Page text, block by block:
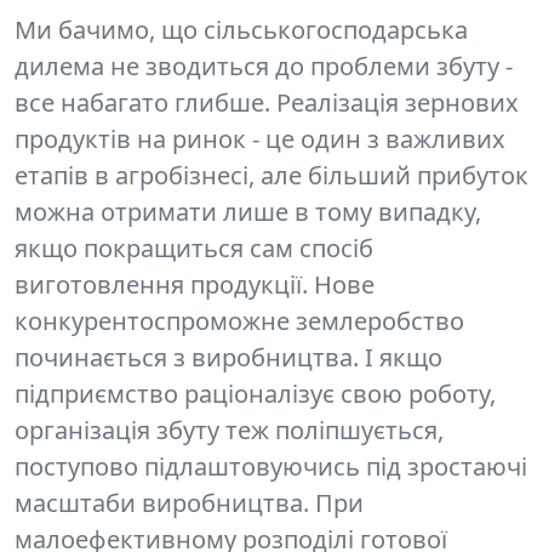
Ми бачимо, що сільськогосподарська
дилема не зводиться до проблеми збуту -
все набагато глибше. Реалізація зернових
продуктів на ринок - це один з важливих
етапів в агробізнесі, але більший прибуток
можна отримати лише в тому випадку,
якщо покращиться сам спосіб
виготовлення продукції. Нове
конкурентоспроможне землеробство
починається з виробництва. І якщо
підприємство раціоналізує свою роботу,
організація збуту теж поліпшується,
поступово підлаштовуючись під зростаючі
масштаби виробництва. При
малоефективному розподілі готової